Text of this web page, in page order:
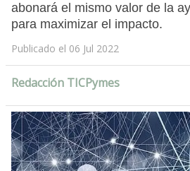
abonará el mismo valor de la
para maximizar el impacto.
Publicado el 06 Jul 2022
Redacción TICPymes